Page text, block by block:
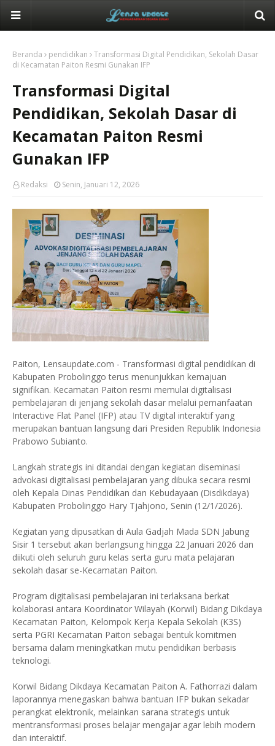
Beranda pendidikan
Transformasi Digital Pendidikan, Sekolah Dasar
di Kecamatan Paiton Resmi Gunakan IFP
Transformasi Digital
Pendidikan, Sekolah Dasar di
Kecamatan Paiton Resmi
Gunakan IFP
Redaksi Senin, Januari 12, 2026
Paiton, Lensaupdate.com - Transformasi digital pendidikan di
Kabupaten Probolinggo terus menunjukkan kemajuan
signifikan. Kecamatan Paiton resmi memulai digitalisasi
pembelajaran di jenjang sekolah dasar melalui pemanfaatan
Interactive Flat Panel (IFP) atau TV digital interaktif yang
merupakan bantuan langsung dari Presiden Republik Indonesia
Prabowo Subianto.
Langkah strategis ini ditandai dengan kegiatan diseminasi
advokasi digitalisasi pembelajaran yang dibuka secara resmi
oleh Kepala Dinas Pendidikan dan Kebudayaan (Disdikdaya)
Kabupaten Probolinggo Hary Tjahjono, Senin (12/1/2026).
Kegiatan yang dipusatkan di Aula Gadjah Mada SDN Jabung
Sisir 1 tersebut akan berlangsung hingga 22 Januari 2026 dan
diikuti oleh seluruh guru kelas serta guru mata pelajaran
sekolah dasar se-Kecamatan Paiton.
Program digitalisasi pembelajaran ini terlaksana berkat
kolaborasi antara Koordinator Wilayah (Korwil) Bidang Dikdaya
Kecamatan Paiton, Kelompok Kerja Kepala Sekolah (K3S)
serta PGRI Kecamatan Paiton sebagai bentuk komitmen
bersama dalam meningkatkan mutu pendidikan berbasis
teknologi.
Korwil Bidang Dikdaya Kecamatan Paiton A. Fathorrazi dalam
laporannya menegaskan bahwa bantuan IFP bukan sekadar
perangkat elektronik, melainkan sarana strategis untuk
mentransformasi proses belajar mengajar agar lebih modern
dan interaktif.